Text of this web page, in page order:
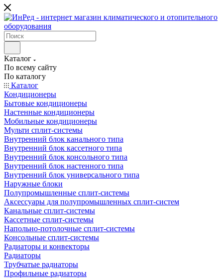
Каталог
По всему сайту
По каталогу
Каталог
Кондиционеры
Бытовые кондиционеры
Настенные кондиционеры
Мобильные кондиционеры
Мульти сплит-системы
Внутренний блок канального типа
Внутренний блок кассетного типа
Внутренний блок консольного типа
Внутренний блок настенного типа
Внутренний блок универсального типа
Наружные блоки
Полупромышленные сплит-системы
Аксессуары для полупромышленных сплит-систем
Канальные сплит-системы
Кассетные сплит-системы
Напольно-потолочные сплит-системы
Консольные сплит-системы
Радиаторы и конвекторы
Радиаторы
Трубчатые радиаторы
Профильные радиаторы